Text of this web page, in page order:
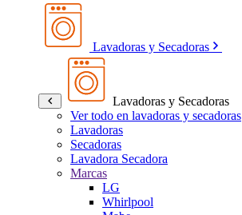
Lavadoras y Secadoras
Lavadoras y Secadoras
Ver todo en lavadoras y secadoras
Lavadoras
Secadoras
Lavadora Secadora
Marcas
LG
Whirlpool